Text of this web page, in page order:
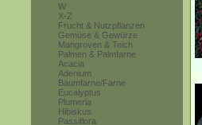
W
X-Z
Frucht & Nutzpflanzen
Gemüse & Gewürze
Mangroven & Teich
Palmen & Palmfarne
Acacia
Adenium
Baumfarne/Farne
Eucalyptus
Plumeria
Hibiskus
Passiflora